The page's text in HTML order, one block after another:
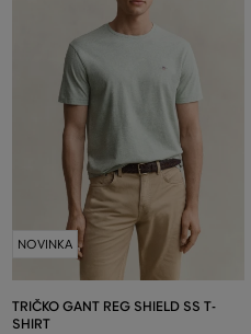
NOVINKA
TRIČKO GANT REG SHIELD SS T-
SHIRT